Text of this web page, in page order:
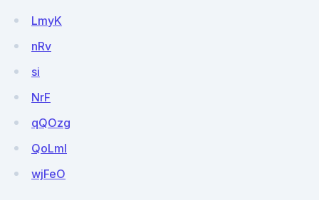
LmyK
nRv
si
NrF
qQOzg
QoLml
wjFeO